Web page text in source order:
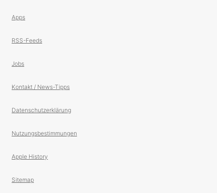
Apps
RSS-Feeds
Jobs
Kontakt / News-Tipps
Datenschutzerklärung
Nutzungsbestimmungen
Apple History
Sitemap